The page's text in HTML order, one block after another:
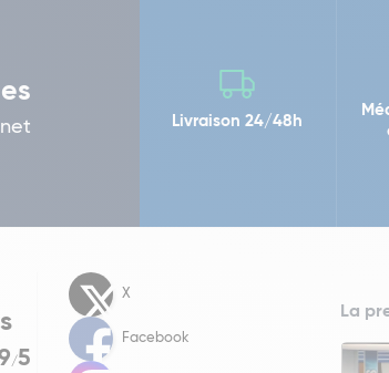
Livraison 24/48h
/5
X
Facebook
La